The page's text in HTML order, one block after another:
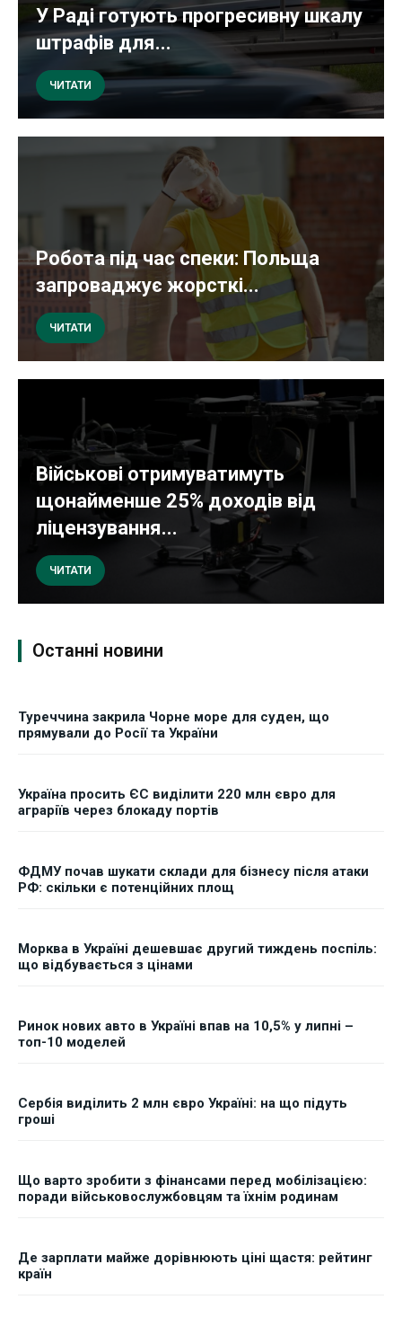
У Раді готують прогресивну шкалу
штрафів для...
ЧИТАТИ
Робота під час спеки: Польща
запроваджує жорсткі...
ЧИТАТИ
Військові отримуватимуть
щонайменше 25% доходів від
ліцензування...
ЧИТАТИ
Останні новини
Туреччина закрила Чорне море для суден, що
прямували до Росії та України
Україна просить ЄС виділити 220 млн євро для
аграріїв через блокаду портів
ФДМУ почав шукати склади для бізнесу після атаки
РФ: скільки є потенційних площ
Морква в Україні дешевшає другий тиждень поспіль:
що відбувається з цінами
Ринок нових авто в Україні впав на 10,5% у липні –
топ-10 моделей
Сербія виділить 2 млн євро Україні: на що підуть
гроші
Що варто зробити з фінансами перед мобілізацією:
поради військовослужбовцям та їхнім родинам
Де зарплати майже дорівнюють ціні щастя: рейтинг
країн